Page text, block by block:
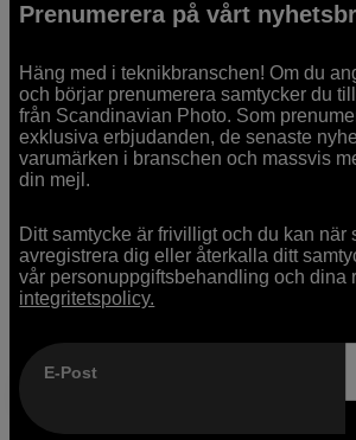
Prenumerera på vårt
Häng med i teknikbranschen! Om du
och börjar prenumerera samtycker du
från Scandinavian Photo. Som
exklusiva erbjudanden, de senaste
varumärken i branschen och massvis
din mejl.
Ditt samtycke är frivilligt och du kan när
avregistrera dig eller återkalla ditt
vår personuppgiftsbehandling och dina
integritetspolicy.
E-Post